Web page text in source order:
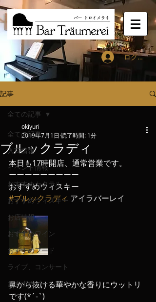
ログイン
記事
全ての記事
入荷情報
イベント情報
おすすめカクテル
おすすめウィスキー
お店情報
おすすめワイン
おすすめフード
ライブ、コンサート
おすすめビール
全ての記事
ブルックラディ
okiyuri
2019年7月1日 読了時間: 1分
本日も17時開店、通常営業です。
ーーーーーーーーー
おすすめウィスキー
#ブルックラディ アイラバーレイ
鼻から抜ける華やかな香りにウットリ
です(*´-`)